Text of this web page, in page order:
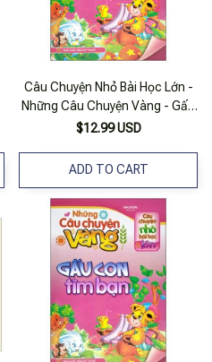
Câu Chuyện Nhỏ Bài Học Lớn -
Những Câu Chuyện Vàng - Gấu
Con Tìm Bạn
$12.99 USD
ADD TO CART